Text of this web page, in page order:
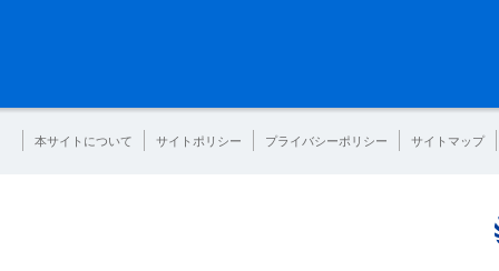
本サイトについて サイトポリシー プライバシーポリシー サイトマップ